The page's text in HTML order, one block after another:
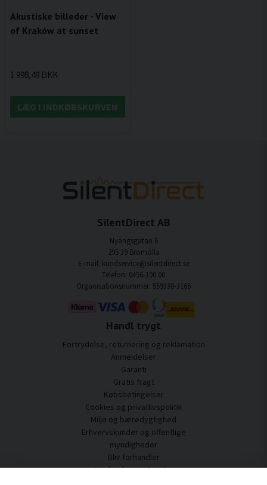
Akustiske billeder - View
of Kraków at sunset
1 998,49 DKK
LÆG I INDKØBSKURVEN
SilentDirect AB
Nyängsgatan 6
295 39 Bromölla
E-mail: kundservice@silentdirect.se
Telefon: 0456-100 00
Organisationsnummer: 559330-3166
Handl trygt
Fortrydelse, returnering og reklamation
Anmeldelser
Garanti
Gratis fragt
Købsbetingelser
Cookies og privatlivspolitik
Miljø og bæredygtighed
Erhvervskunder og offentlige
myndigheder
Bliv forhandler
Nogle af vores kunder